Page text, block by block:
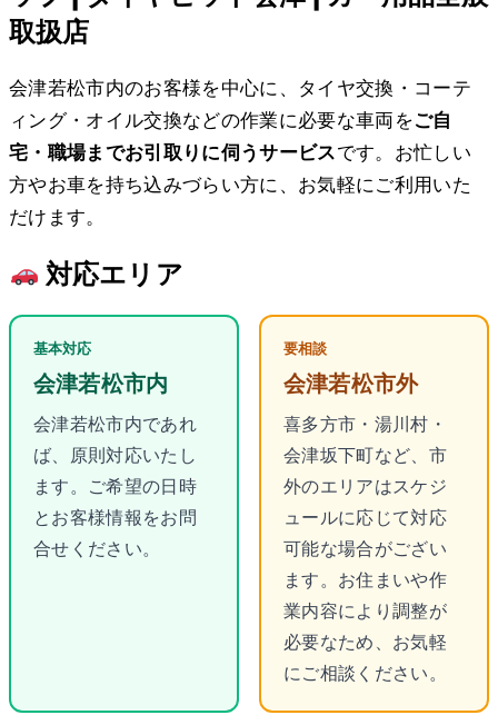
取扱店
会津若松市内のお客様を中心に、タイヤ交換・コーテ
ィング・オイル交換などの作業に必要な車両をご自
宅・職場までお引取りに伺うサービスです。お忙しい
方やお車を持ち込みづらい方に、お気軽にご利用いた
だけます。
対応エリア
基本対応
会津若松市内
会津若松市内であれ
ば、原則対応いたし
ます。ご希望の日時
とお客様情報をお問
合せください。
要相談
会津若松市外
喜多方市・湯川村・
会津坂下町など、市
外のエリアはスケジ
ュールに応じて対応
可能な場合がござい
ます。お住まいや作
業内容により調整が
必要なため、お気軽
にご相談ください。